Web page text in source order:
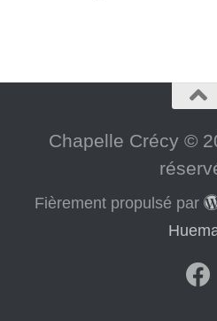
Chapelle Crécy ©
Fièrement propulsé par